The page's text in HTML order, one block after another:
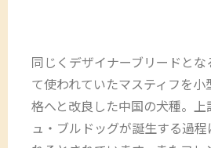
同じくデザイナーブリードと
て使われていたマスティフを
格へと改良した中国の犬種。
ュ・ブルドッグが誕生する過